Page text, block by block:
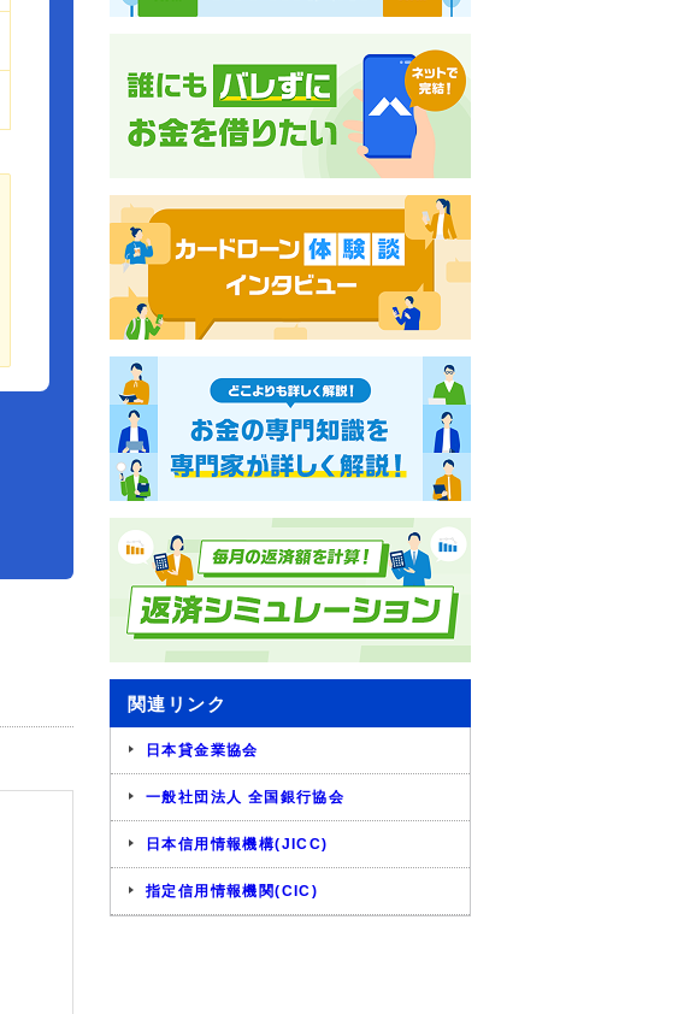
関連リンク
日本貸金業協会
一般社団法人 全国銀行協会
日本信用情報機構(JICC)
指定信用情報機関(CIC)